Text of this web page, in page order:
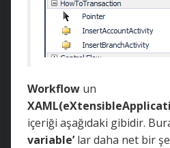
Workflow un
içeriği aşağıdaki gibidir.
variable’lar daha net bir